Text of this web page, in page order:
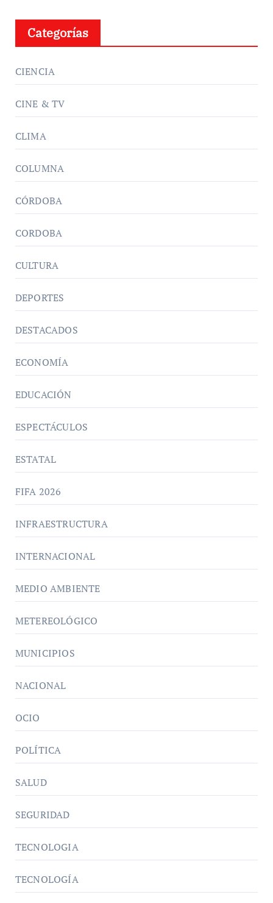
Categorías
CIENCIA
CINE & TV
CLIMA
COLUMNA
CÓRDOBA
CORDOBA
CULTURA
DEPORTES
DESTACADOS
ECONOMÍA
EDUCACIÓN
ESPECTÁCULOS
ESTATAL
FIFA 2026
INFRAESTRUCTURA
INTERNACIONAL
MEDIO AMBIENTE
METEREOLÓGICO
MUNICIPIOS
NACIONAL
OCIO
POLÍTICA
SALUD
SEGURIDAD
TECNOLOGIA
TECNOLOGÍA